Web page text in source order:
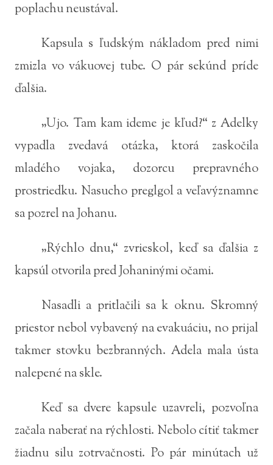
poplachu neustával.
Kapsula s ľudským nákladom pred nimi
zmizla vo vákuovej tube. O pár sekúnd príde
ďalšia.
„Ujo. Tam kam ideme je kľud?“ z Adelky
vypadla zvedavá otázka, ktorá zaskočila
mladého vojaka, dozorcu prepravného
prostriedku. Nasucho preglgol a veľavýznamne
sa pozrel na Johanu.
„Rýchlo dnu,“ zvrieskol, keď sa ďalšia z
kapsúl otvorila pred Johaninými očami.
Nasadli a pritlačili sa k oknu. Skromný
priestor nebol vybavený na evakuáciu, no prijal
takmer stovku bezbranných. Adela mala ústa
nalepené na skle.
Keď sa dvere kapsule uzavreli, pozvoľna
začala naberať na rýchlosti. Nebolo cítiť takmer
žiadnu silu zotrvačnosti. Po pár minútach už